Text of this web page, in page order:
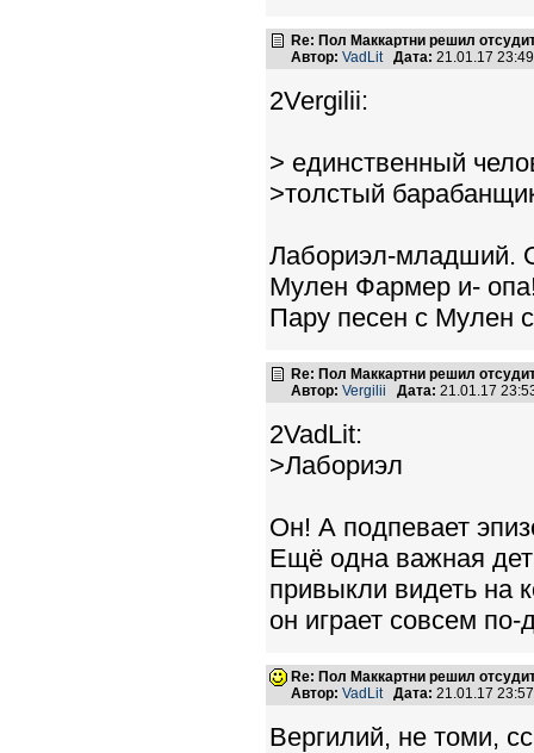
Re: Пол Маккартни решил
Автор: VadLit Дата: 21.01.17
2Vergilii:
> единственный
>толстый
Лабориэл-младший.
Мулен Фармер и-
Пару песен с Мулен
Re: Пол Маккартни решил
Автор: Vergilii Дата: 21.01.17
2VadLit:
>Лабориэл
Он! А подпевает
Ещё одна важная
привыкли видеть на
он играет совсем по-
Re: Пол Маккартни решил
Автор: VadLit Дата: 21.01.17
Вергилий, не томи,